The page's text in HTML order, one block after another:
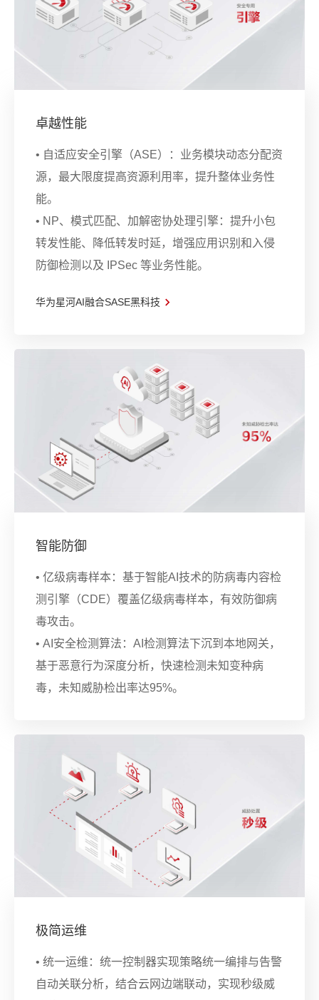
卓越性能
• 自适应安全引擎（ASE）：业务模块动态分配资
源，最大限度提高资源利用率，提升整体业务性
能。
• NP、模式匹配、加解密协处理引擎：提升小包
转发性能、降低转发时延，增强应用识别和入侵
防御检测以及 IPSec 等业务性能。
华为星河AI融合SASE黑科技
智能防御
• 亿级病毒样本：基于智能AI技术的防病毒内容检
测引擎（CDE）覆盖亿级病毒样本，有效防御病
毒攻击。
• AI安全检测算法：AI检测算法下沉到本地网关，
基于恶意行为深度分析，快速检测未知变种病
毒，未知威胁检出率达95%。
极简运维
• 统一运维：统一控制器实现策略统一编排与告警
自动关联分析，结合云网边端联动，实现秒级威